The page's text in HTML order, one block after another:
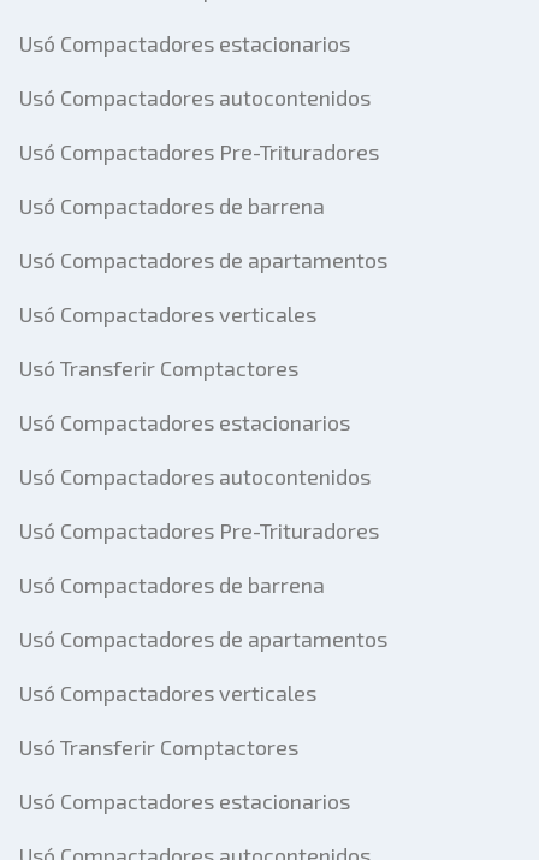
Usó Compactadores estacionarios
Usó Compactadores autocontenidos
Usó Compactadores Pre-Trituradores
Usó Compactadores de barrena
Usó Compactadores de apartamentos
Usó Compactadores verticales
Usó Transferir Comptactores
Usó Compactadores estacionarios
Usó Compactadores autocontenidos
Usó Compactadores Pre-Trituradores
Usó Compactadores de barrena
Usó Compactadores de apartamentos
Usó Compactadores verticales
Usó Transferir Comptactores
Usó Compactadores estacionarios